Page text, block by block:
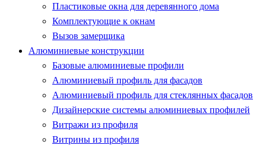
Пластиковые окна для деревянного дома
Комплектующие к окнам
Вызов замерщика
Алюминиевые конструкции
Базовые алюминиевые профили
Алюминиевый профиль для фасадов
Алюминиевый профиль для стеклянных фасадов
Дизайнерские системы алюминиевых профилей
Витражи из профиля
Витрины из профиля